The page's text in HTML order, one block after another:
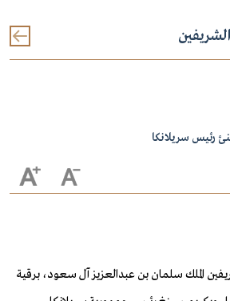
رئيس سريلانكا
الملك سلمان بن عبدالعزيز آل سعود، برقية